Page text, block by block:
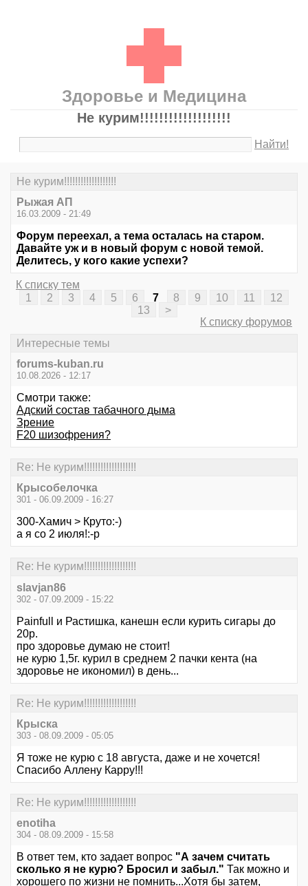
Здоровье и Медицина
Не курим!!!!!!!!!!!!!!!!!!!
Найти!
Не курим!!!!!!!!!!!!!!!!!!!
Рыжая АП
16.03.2009 - 21:49
Форум переехал, а тема осталась на старом.
Давайте уж и в новый форум с новой темой.
Делитесь, у кого какие успехи?
К списку тем
1
2 3 4 5 6 7 8 9 10 11
12
13
>
К списку форумов
Интересные темы
forums-kuban.ru
10.08.2026 - 12:17
Смотри также:
Адский состав табачного дыма
Зрение
F20 шизофрения?
Re: Не курим!!!!!!!!!!!!!!!!!!!
Крысобелочка
301 - 06.09.2009 - 16:27
300-Хамич > Круто:-)
а я со 2 июля!:-p
Re: Не курим!!!!!!!!!!!!!!!!!!!
slavjan86
302 - 07.09.2009 - 15:22
Painfull и Растишка, канешн если курить сигары до
20р.
про здоровье думаю не стоит!
не курю 1,5г. курил в среднем 2 пачки кента (на
здоровье не икономил) в день...
Re: Не курим!!!!!!!!!!!!!!!!!!!
Крыска
303 - 08.09.2009 - 05:05
Я тоже не курю с 18 августа, даже и не хочется!
Спасибо Аллену Карру!!!
Re: Не курим!!!!!!!!!!!!!!!!!!!
enotiha
304 - 08.09.2009 - 15:58
В ответ тем, кто задает вопрос "А зачем считать
сколько я не курю? Бросил и забыл." Так можно и
хорошего по жизни не помнить...Хотя бы затем,